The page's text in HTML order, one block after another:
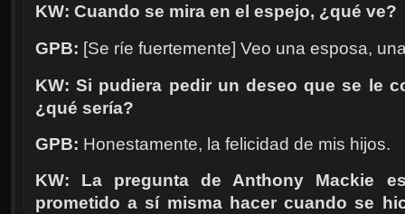
KW: Cuando se mira en el espejo, ¿qué ve?
GPB: [Se ríe fuertemente] Veo una esposa,
KW: Si pudiera pedir un deseo que se le
¿qué sería?
GPB: Honestamente, la felicidad de mis hijos.
KW: La pregunta de Anthony Mackie
prometido a sí misma hacer cuando se